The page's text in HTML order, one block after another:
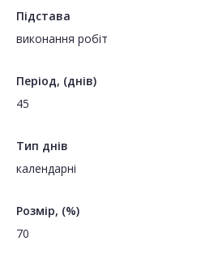
Підстава
виконання робіт
Період, (днів)
45
Тип днів
календарні
Розмір, (%)
70